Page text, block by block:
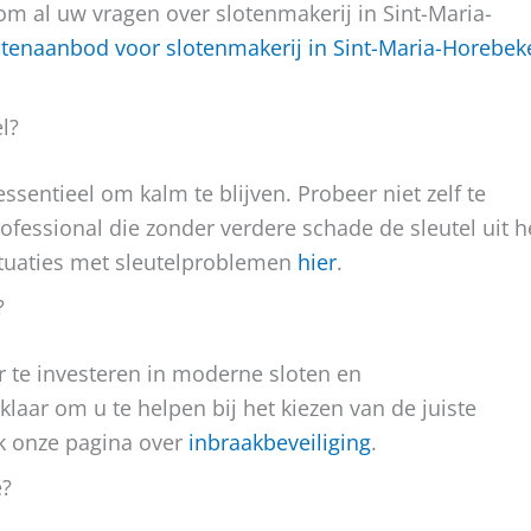
al uw vragen over slotenmakerij in Sint-Maria-
voor slotenmakerij in Sint-Maria-
om kalm te blijven. Probeer niet zelf te
die zonder verdere schade de sleutel uit
met sleutelproblemen hier.
investeren in moderne sloten en
om u te helpen bij het kiezen van de juiste
onze pagina over inbraakbeveiliging.